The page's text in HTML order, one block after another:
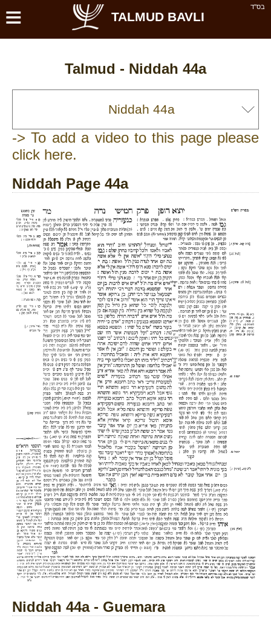
בס''ד ≡ TALMUD BAVLI
Talmud - Niddah 44a
-> To add a video to this page please
click here.
Niddah Page 44a
Niddah 44a - Guemara